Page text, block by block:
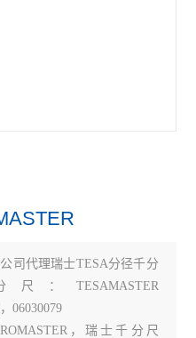
司代理瑞士TESA分径千分
：TESAMASTER
06030079
，瑞士千分尺